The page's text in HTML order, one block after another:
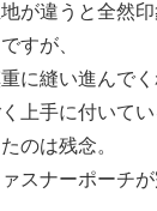
が違うと全然印
すが、
に縫い進んでく
上手に付いてい
のは残念。
スナーポーチが